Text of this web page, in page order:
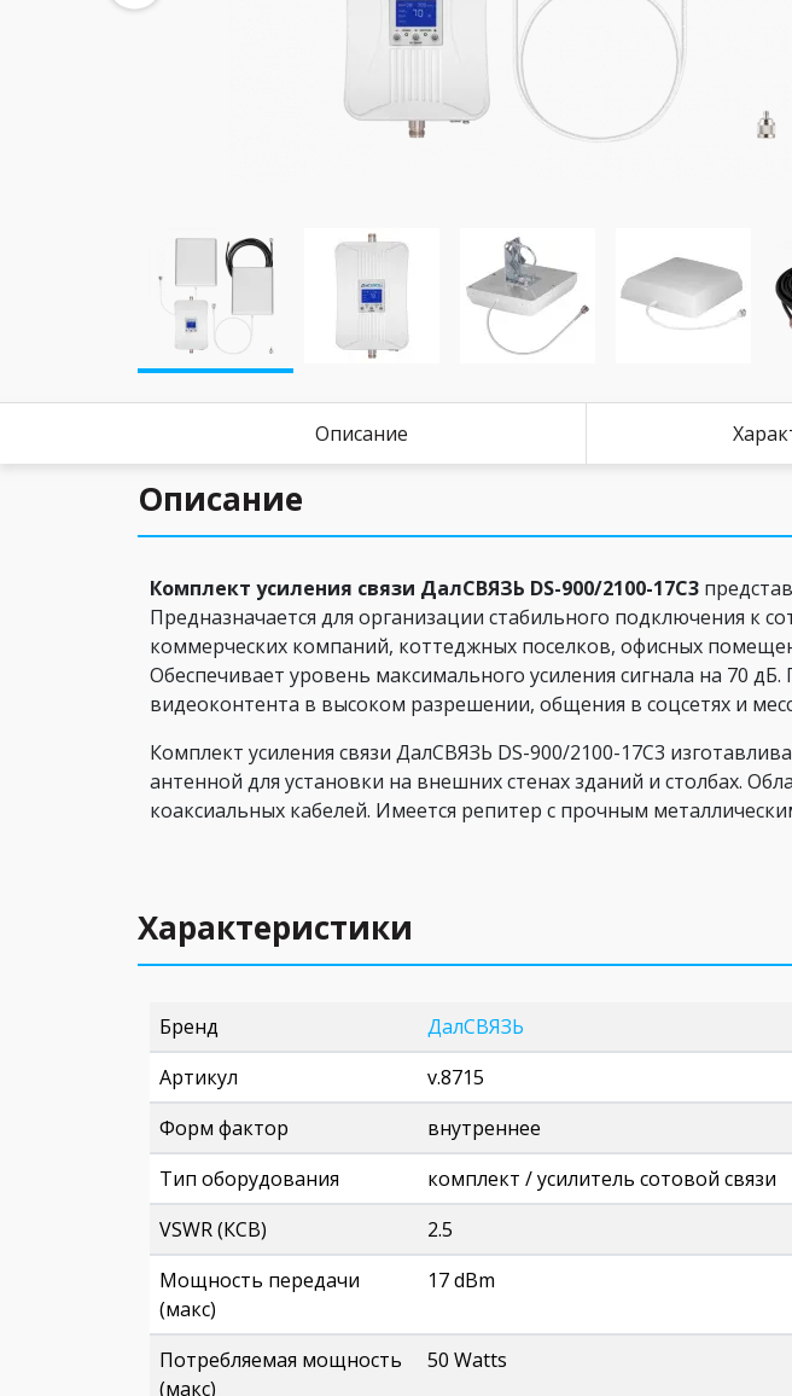
Описание
Описание
Комплект усиления связи ДалСВЯЗЬ DS-900/2100-17С3
Предназначается для организации стабильного подключения к
коммерческих компаний, коттеджных поселков, офисных
Обеспечивает уровень максимального усиления сигнала на 70
видеоконтента в высоком разрешении, общения в соцсетях и
Комплект усиления связи ДалСВЯЗЬ DS-900/2100-17С3
антенной для установки на внешних стенах зданий и столбах.
коаксиальных кабелей. Имеется репитер с прочным
Характеристики
Бренд
ДалСВЯЗЬ
Артикул
v.8715
Форм фактор
внутреннее
Тип оборудования
комплект / усилитель сотовой связи
VSWR (КСВ)
2.5
Мощность передачи
(макс)
17 dBm
Потребляемая мощность
(макс)
50 Watts